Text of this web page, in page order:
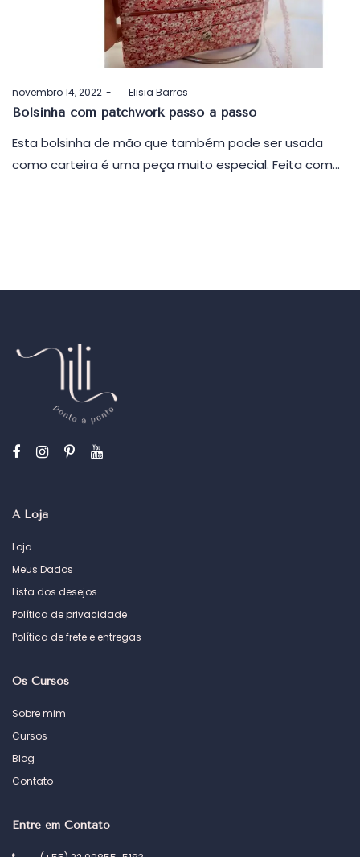
Postado
em
novembro 14, 2022 byElisia Barros
Bolsinha com patchwork passo a passo
Esta bolsinha de mão que também pode ser usada
como carteira é uma peça muito especial. Feita com…
A Loja
Loja
Meus Dados
Lista dos desejos
Política de privacidade
Política de frete e entregas
Os Cursos
Sobre mim
Cursos
Blog
Contato
Entre em Contato